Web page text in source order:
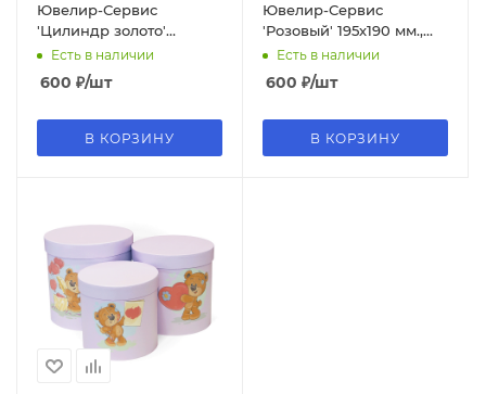
Ювелир-Сервис
'Цилиндр золото'
195х190 мм., цилиндр
(Серия 3в1), 4230
Есть в наличии
600 ₽/шт
В КОРЗИНУ
Ювелир-Сервис
'Розовый' 195х190 мм.,
цилиндр (Серия 3в1),
Есть в наличии
600 ₽/шт
В КОРЗИНУ